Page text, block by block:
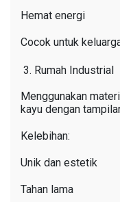
Hemat energi
Cocok untuk
Rumah Industrial
Menggunakan
kayu dengan
Kelebihan:
Unik dan estetik
Tahan lama